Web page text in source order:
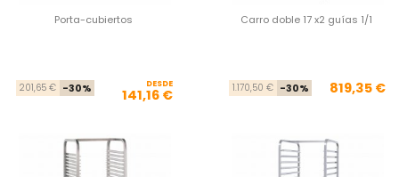
Porta-cubiertos
Precio base
201,65 € -30% Precio
DESDE
141,16 €
Carro doble 17 x2 guías 1/1
1.170,50 € -30% 819,35 €